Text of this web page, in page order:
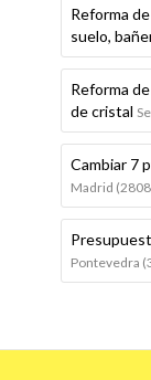
Reforma
suelo,
Reforma
de cristal
Cambiar 7
Madrid
Pontevedra